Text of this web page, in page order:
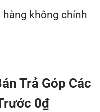
hàng không chính
Trả Góp Các
0₫